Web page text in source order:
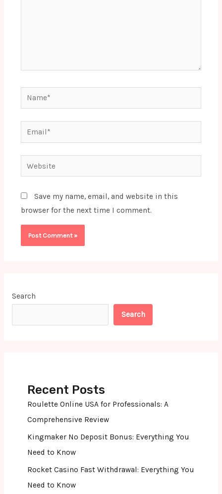
Name*
Email*
Website
Save my name, email, and website in this
browser for the next time I comment.
Search
Search
Recent Posts
Roulette Online USA for Professionals: A
Comprehensive Review
Kingmaker No Deposit Bonus: Everything You
Need to Know
Rocket Casino Fast Withdrawal: Everything You
Need to Know